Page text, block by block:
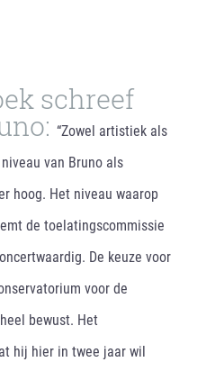
schreef
“Zowel artistiek als
van Bruno als
hoog. Het niveau waarop
de toelatingscommissie
De keuze voor
voor de
bewust. Het
hij hier in twee jaar wil